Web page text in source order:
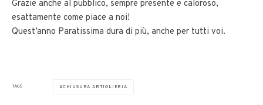
Grazie anche al pubblico, sempre presente e caloroso,
esattamente come piace a noi!
Quest’anno Paratissima dura di più, anche per tutti voi.
TAGS CHIUSURA ARTIGLIERIA